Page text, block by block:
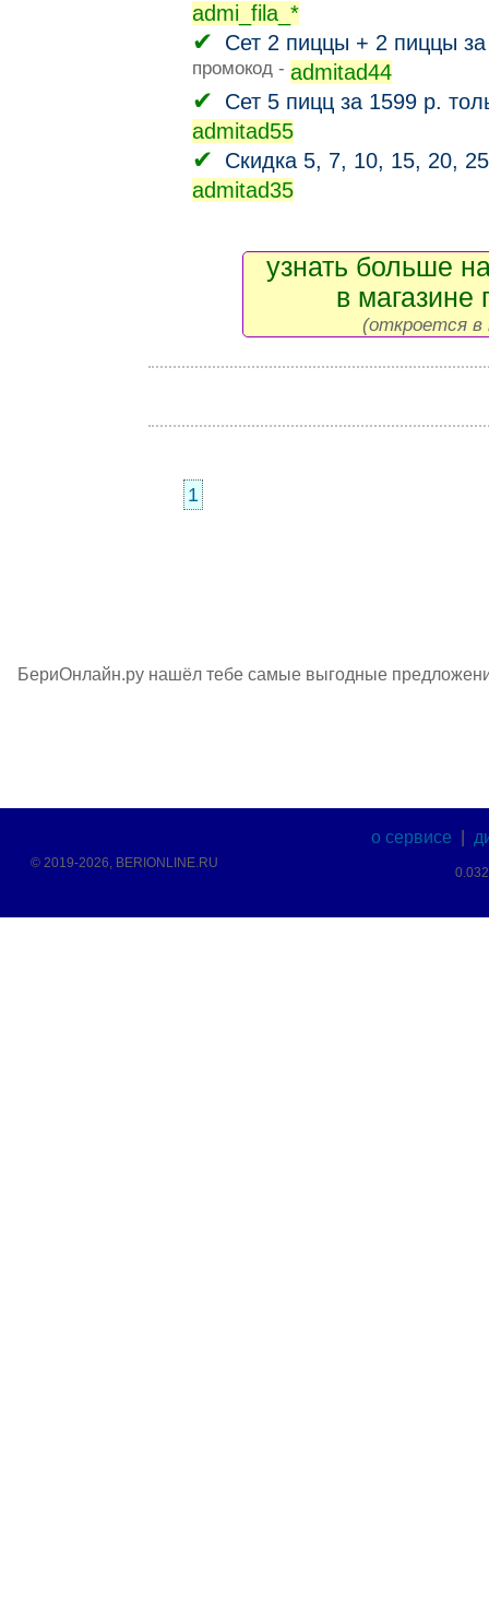
admi_fila_*
Сет 2 пиццы + 2 пиццы
промокод - admitad44
Сет 5 пицц за 1599 р.
admitad55
Скидка 5, 7, 10, 15, 20,
admitad35
узнать больше
в магазине
(откроется в
1
БериОнлайн.ру нашёл тебе самые выгодные
© 2019-2026, BERIONLINE.RU
о сервисе